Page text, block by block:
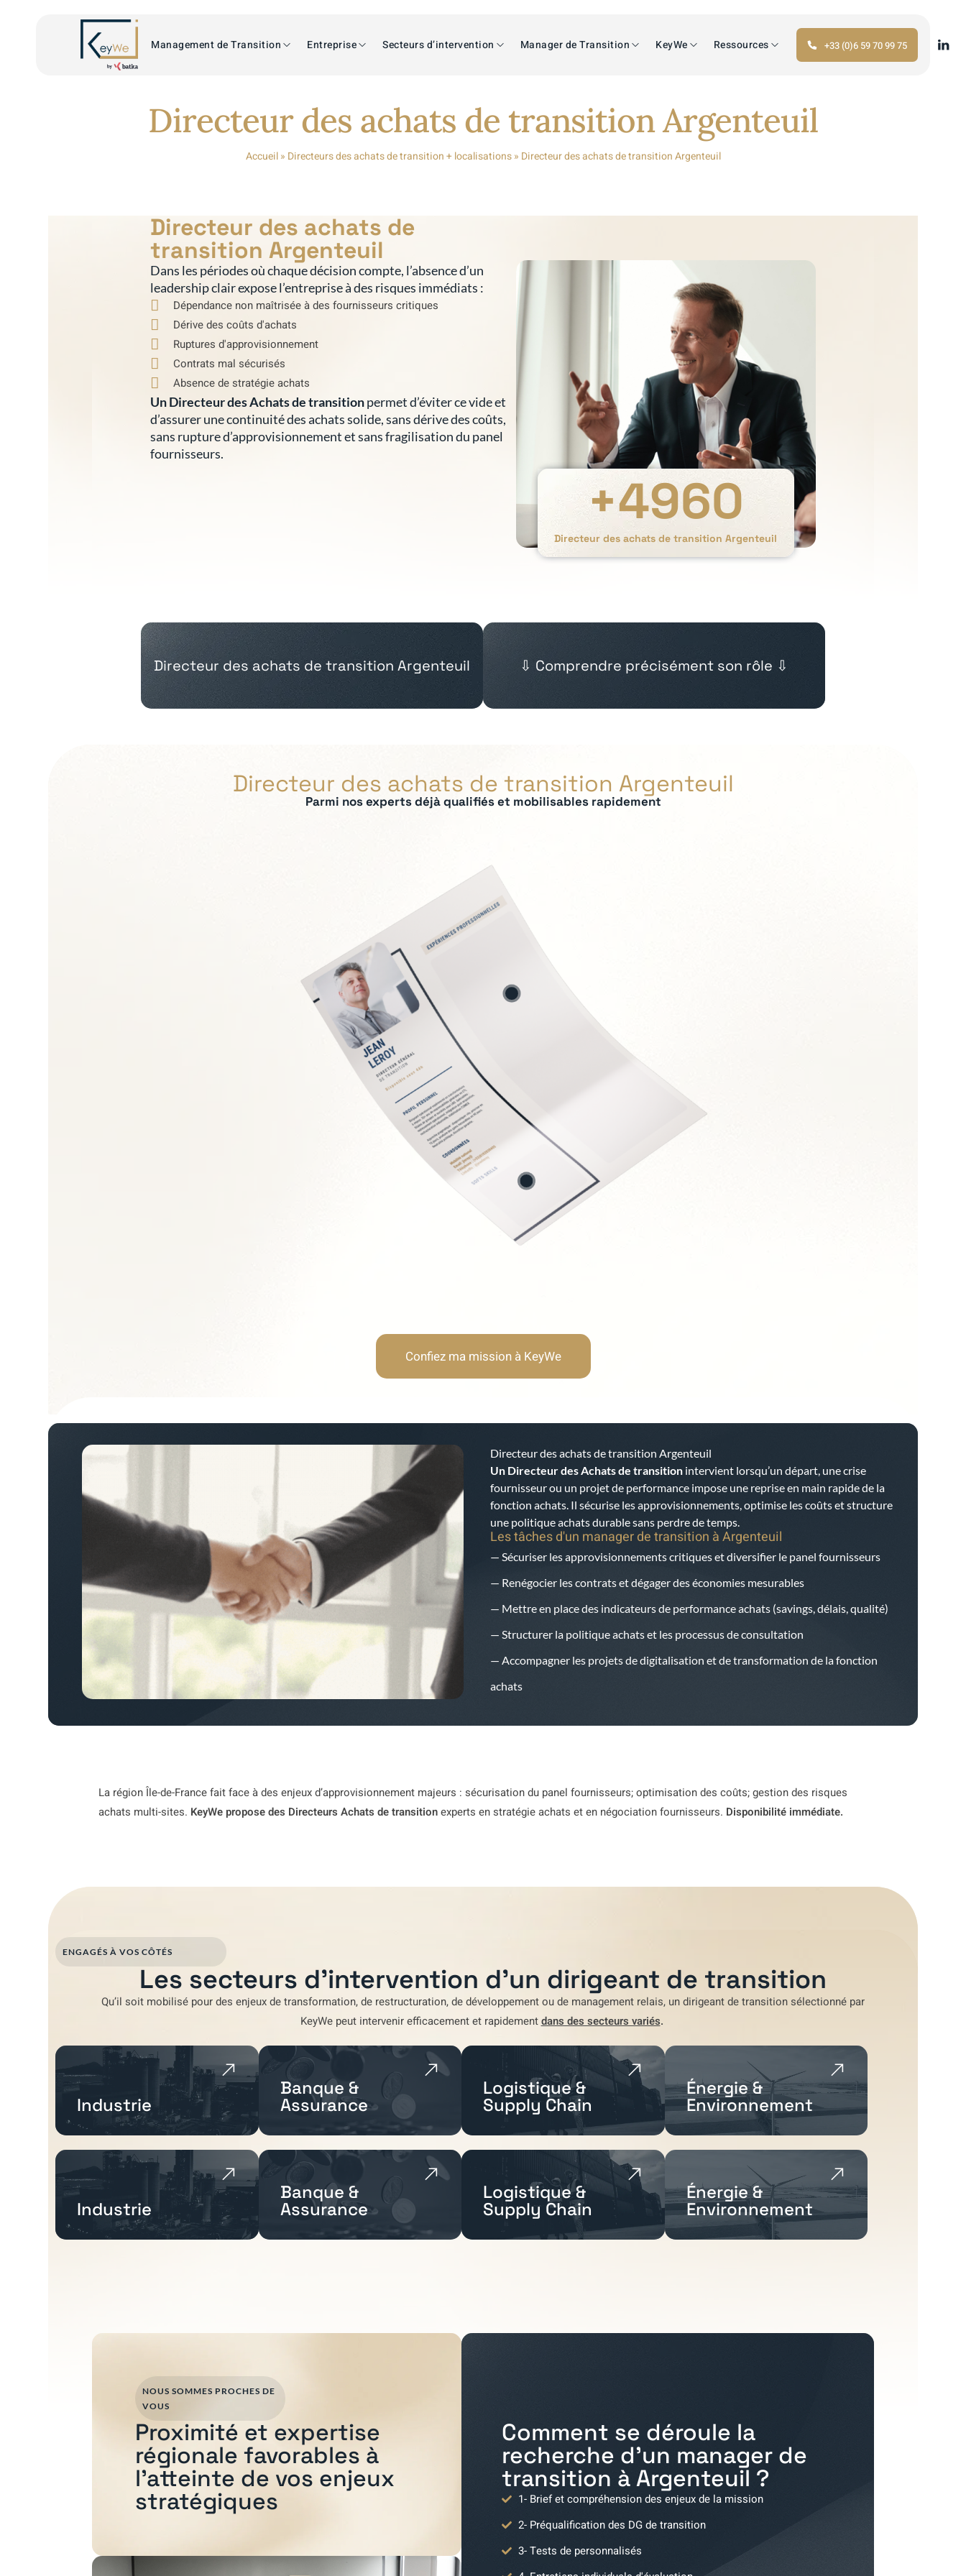
Management de Transition Entreprise Secteurs d’intervention Manager de Transition KeyWe Ressources +33 (0)6 59 70 99 75
Directeur des achats de transition Argenteuil
Accueil» Directeurs des achats de transition + localisations» Directeur des achats de transition Argenteuil
Directeur des achats de
transition Argenteuil
Dans les périodes où chaque décision compte, l’absence d’un
leadership clair expose l’entreprise à des risques immédiats :
Dépendance non maîtrisée à des fournisseurs critiques
Dérive des coûts d'achats
Ruptures d'approvisionnement
Contrats mal sécurisés
Absence de stratégie achats
Un Directeur des Achats de transitionpermet d’éviter ce vide et
d’assurer une continuité des achats solide, sans dérive des coûts,
sans rupture d’approvisionnement et sans fragilisation du panel
fournisseurs.
Directeur des achats de transition Argenteuil
+4960
Directeur des achats de transition Argenteuil ⇩ Comprendre précisément son rôle ⇩
Directeur des achats de transition Argenteuil
Parmi nos experts déjà qualifiés et mobilisables rapidement
Soft Skills recherchées :
Sens de la négociation et assertivité
Rigueur analytique et orientation coûts
Vision stratégique et long terme
Capacité à travailler en transversal
Stratégie achats et panel fournisseurs
Négociation et gestion des contrats
Achats directs et indirects
Gestion des risques fournisseurs
Performance achats et économies
Confiez ma mission à KeyWe
Directeur des achats de transition Argenteuil
Un Directeur des Achats de transition intervient lorsqu’un départ, une crise
fournisseur ou un projet de performance impose une reprise en main rapide de la
fonction achats. Il sécurise les approvisionnements, optimise les coûts et structure
une politique achats durable sans perdre de temps.
Les tâches d'un manager de transition àArgenteuil
— Sécuriser les approvisionnements critiques et diversifier le panel fournisseurs
— Renégocier les contrats et dégager des économies mesurables
— Mettre en place des indicateurs de performance achats (savings, délais, qualité)
— Structurer la politique achats et les processus de consultation
— Accompagner les projets de digitalisation et de transformation de la fonction
achats
La région Île-de-France fait face à des enjeux d’approvisionnement majeurs : sécurisation du panel fournisseurs; optimisation des coûts; gestion des risques
achats multi-sites. KeyWe propose des Directeurs Achats de transitionexperts en stratégie achats et en négociation fournisseurs. Disponibilité immédiate.
ENGAGÉS À VOS CÔTÉS
Les secteurs d'intervention d'un dirigeant de transition
Qu’il soit mobilisé pourdes enjeux de transformation,de restructuration,de développementou de management relais, un dirigeant de transition sélectionné par
KeyWepeut intervenir efficacement et rapidementdans des secteurs variés.
Industrie
Banque &
Assurance
Logistique &
Supply Chain
Énergie &
Environnement
Industrie
Banque &
Assurance
Logistique &
Supply Chain
Énergie &
Environnement
Comment se déroule la
recherche d'un manager de
transition àArgenteuil ?
1- Brief et compréhension des enjeux de la mission
2- Préqualification des DG de transition
3- Tests de personnalisés
NOUS SOMMES PROCHES DE
VOUS
Proximité et expertise
régionale favorables à
l'atteinte de vos enjeux
stratégiques